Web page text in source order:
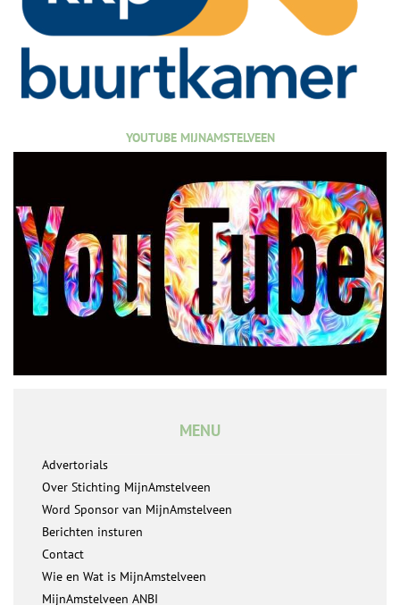
YOUTUBE MIJNAMSTELVEEN
MENU
Advertorials
Over Stichting MijnAmstelveen
Word Sponsor van MijnAmstelveen
Berichten insturen
Contact
Wie en Wat is MijnAmstelveen
MijnAmstelveen ANBI